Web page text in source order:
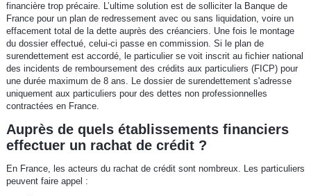
financière trop précaire. L’ultime solution est de solliciter la Banque de
France pour un plan de redressement avec ou sans liquidation, voire un
effacement total de la dette auprès des créanciers. Une fois le montage
du dossier effectué, celui-ci passe en commission. Si le plan de
surendettement est accordé, le particulier se voit inscrit au fichier national
des incidents de remboursement des crédits aux particuliers (FICP) pour
une durée maximum de 8 ans. Le dossier de surendettement s'adresse
uniquement aux particuliers pour des dettes non professionnelles
contractées en France.
Auprès de quels établissements financiers
effectuer un rachat de crédit ?
En France, les acteurs du rachat de crédit sont nombreux. Les particuliers
peuvent faire appel :